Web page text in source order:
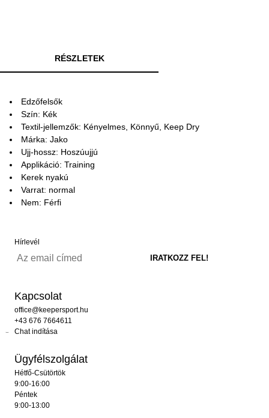
RÉSZLETEK
Edzőfelsők
Szín: Kék
Textil-jellemzők: Kényelmes, Könnyű, Keep Dry
Márka: Jako
Ujj-hossz: Hoszúujjú
Applikáció: Training
Kerek nyakú
Varrat: normal
Nem: Férfi
Hírlevél
Kapcsolat
office@keepersport.hu
+43 676 7664611
Chat indítása
Ügyfélszolgálat
Hétfő-Csütörtök
9:00-16:00
Péntek
9:00-13:00